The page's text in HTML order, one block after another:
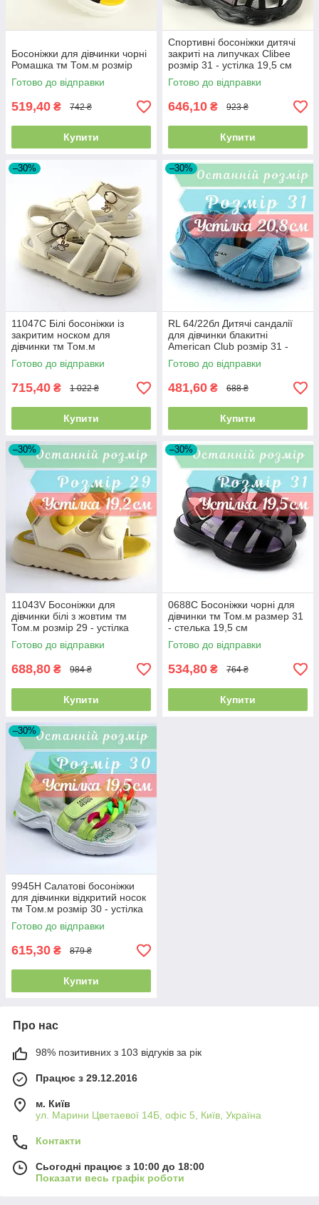
Босоніжки для дівчинки чорні
Ромашка тм Том.м розмір
Готово до відправки
519,40 ₴ 742 ₴
Купити
Спортивні босоніжки дитячі
закриті на липучках Clibee
розмір 31 - устілка 19,5 см
Готово до відправки
646,10 ₴ 923 ₴
Купити
–30%
11047C Білі босоніжки із
закритим носком для
дівчинки тм Том.м
Готово до відправки
715,40 ₴ 1 022 ₴
Купити
–30%
RL 64/22бл Дитячі сандалії
для дівчинки блакитні
American Club розмір 31 -
устілка 20,8 см
Готово до відправки
481,60 ₴ 688 ₴
Купити
–30%
11043V Босоніжки для
дівчинки білі з жовтим тм
Том.м розмір 29 - устілка
19,2 см
Готово до відправки
688,80 ₴ 984 ₴
Купити
–30%
0688C Босоніжки чорні для
дівчинки тм Том.м размер 31
- стелька 19,5 см
Готово до відправки
534,80 ₴ 764 ₴
Купити
–30%
9945H Салатові босоніжки
для дівчинки відкритий носок
тм Том.м розмір 30 - устілка
19,5 см
Готово до відправки
615,30 ₴ 879 ₴
Купити
Про нас
98% позитивних з 103 відгуків за рік
Працює з 29.12.2016
м. Київ
ул. Марини Цветаевої 14Б, офіс 5, Київ, Україна
Контакти
Сьогодні працює з 10:00 до 18:00
Показати весь графік роботи